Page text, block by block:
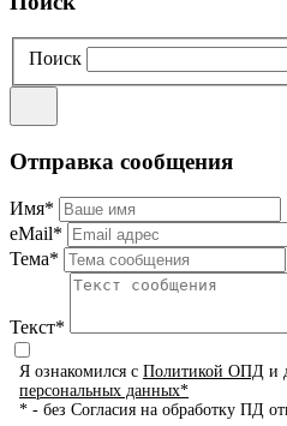
Поиск
Отправка сообщения
Имя*
eMail*
Тема*
Текст*
Я ознакомился с Политикой ОПД и
персональных данных*
* - без Согласия на обработку ПД